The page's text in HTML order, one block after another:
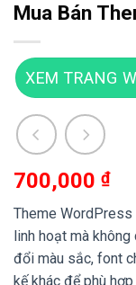
Mua Bán
XEM TRANG
700,000 ₫
Theme WordPress
linh hoạt mà không
đổi màu sắc, font
kế khác để phù